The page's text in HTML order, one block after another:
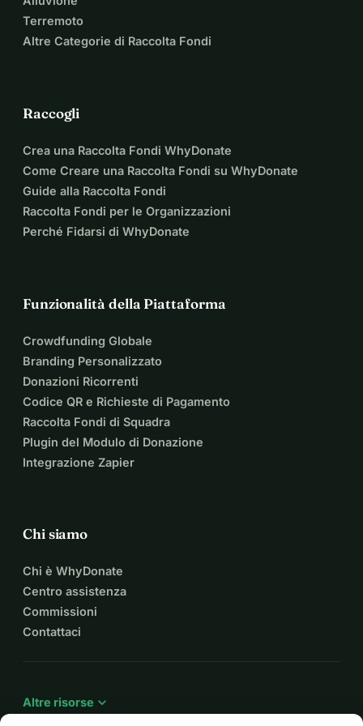
Terremoto
Altre Categorie di Raccolta Fondi
Raccogli
Crea una Raccolta Fondi WhyDonate
Come Creare una Raccolta Fondi su WhyDonate
Guide alla Raccolta Fondi
Raccolta Fondi per le Organizzazioni
Perché Fidarsi di WhyDonate
Funzionalità della Piattaforma
Crowdfunding Globale
Branding Personalizzato
Donazioni Ricorrenti
Codice QR e Richieste di Pagamento
Raccolta Fondi di Squadra
Plugin del Modulo di Donazione
Integrazione Zapier
Chi siamo
Chi è WhyDonate
Centro assistenza
Commissioni
Contattaci
Altre risorse expand_more